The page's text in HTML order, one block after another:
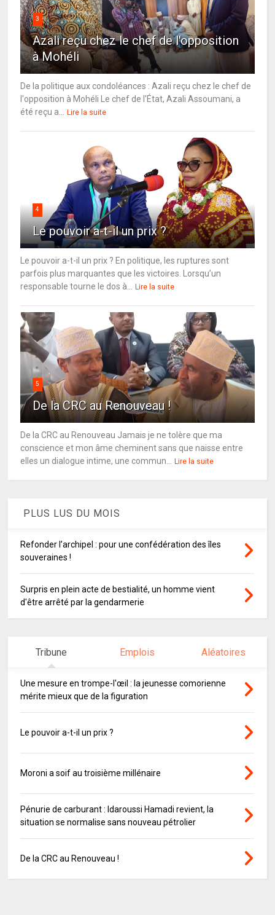
3
Azali reçu chez le chef de l'opposition
à Mohéli
De la politique aux condoléances : Azali reçu chez le chef de
l'opposition à Mohéli Le chef de l'État, Azali Assoumani, a
été reçu a...
Lire la suite
4
Le pouvoir a-t-il un prix ?
Le pouvoir a-t-il un prix ? En politique, les ruptures sont
parfois plus marquantes que les victoires. Lorsqu’un
responsable tourne le dos à...
Lire la suite
5
De la CRC au Renouveau !
De la CRC au Renouveau Jamais je ne tolère que ma
conscience et mon âme cheminent sans que naisse entre
elles un dialogue intime, une commun...
Lire la suite
PLUS LUS DU MOIS
Refonder l’archipel : pour une confédération des îles
souveraines !
Surpris en plein acte de bestialité, un homme vient
d'être arrêté par la gendarmerie
Tribune Emplois Aléatoires
Une mesure en trompe-l'œil : la jeunesse comorienne
mérite mieux que de la figuration
Le pouvoir a-t-il un prix ?
Moroni a soif au troisième millénaire
Pénurie de carburant : Idaroussi Hamadi revient, la
situation se normalise sans nouveau pétrolier
De la CRC au Renouveau !